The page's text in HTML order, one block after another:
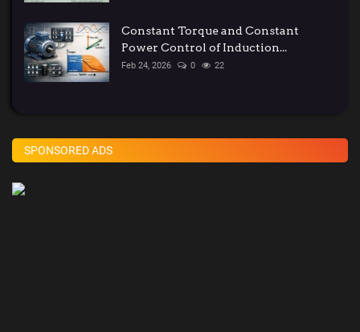
Constant Torque and Constant
Power Control of Induction...
Feb 24, 2026 0 22
SPONSORED ADS